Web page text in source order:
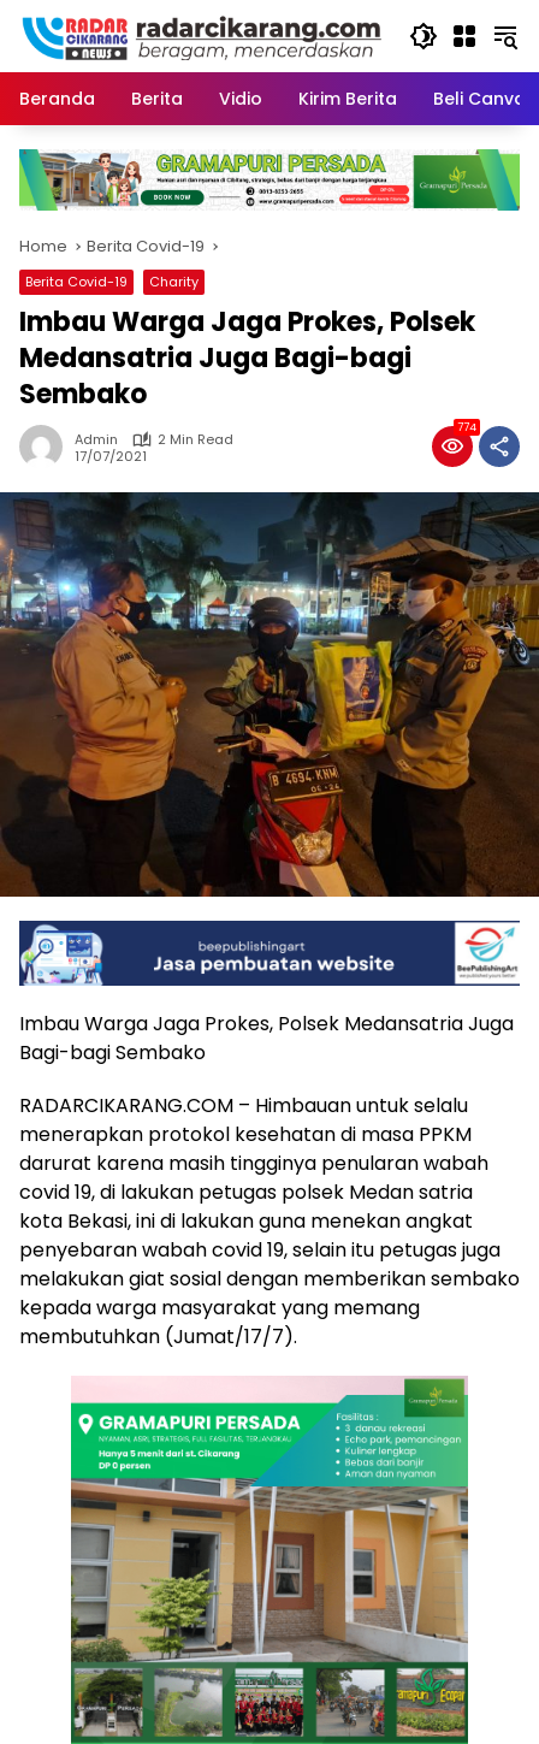
Skip
content
Beranda
Berita Vidio Kirim Berita Beli
Home Berita Covid-19
Berita Covid-19 Charity
Imbau Warga Jaga Prokes, Polsek
Medansatria Juga Bagi-bagi
Sembako
Admin
2 Min Read
17/07/2021
774
Imbau Warga Jaga Prokes, Polsek Medansatria Juga
Bagi-bagi Sembako
RADARCIKARANG.COM – Himbauan untuk selalu
menerapkan protokol kesehatan di masa PPKM
darurat karena masih tingginya penularan wabah
covid 19, di lakukan petugas polsek Medan satria
kota Bekasi, ini di lakukan guna menekan angkat
penyebaran wabah covid 19, selain itu petugas juga
melakukan giat sosial dengan memberikan sembako
kepada warga masyarakat yang memang
membutuhkan (Jumat/17/7).